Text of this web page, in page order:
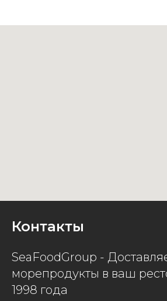
Контакты
SeaFoodGroup -
морепродукты в ваш
1998 года